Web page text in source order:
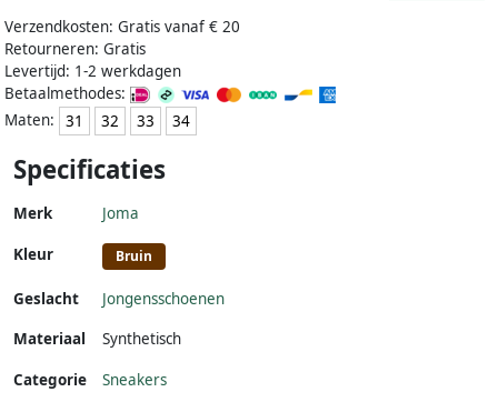
Verzendkosten: Gratis vanaf € 20
Retourneren: Gratis
Levertijd: 1-2 werkdagen
Betaalmethodes:
Maten:
31 32 33 34
Specificaties
Merk Joma
Kleur Bruin
Geslacht
Jongensschoenen
Materiaal
Synthetisch
Categorie Sneakers